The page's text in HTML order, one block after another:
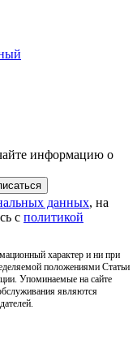
информацию о
данных, на
с политикой
характер и ни при
положениями Статьи
Упоминаемые на сайте
являются